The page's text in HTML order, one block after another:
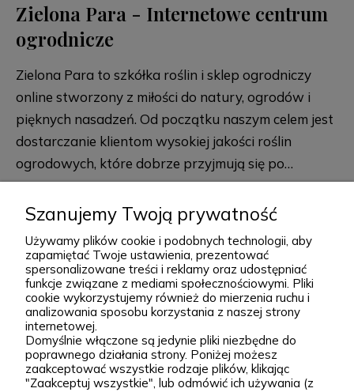
Zielona Para - Internetowe centrum
ogrodnicze
Zielona Para to szkółka roślin i sklep ogrodniczy
online stworzony z miłości do natury, ogrodów i
pięknych nasadzeń. Od początku naszym celem jest
dostarczanie klientom wysokiej jakości roślin
ogrodowych, które dobrze przyjmują się po
posadzeniu i przez lata zdobią przydomowe
rabaty, skalniaki, ogrody naturalistyczne oraz
większe kompozycje krajobrazowe. Za Zieloną Parą
stoją Wiktor i Klaudia, którzy z dużą starannością
dobierają każdą odmianę dostępną w naszej
ofercie. W sprzedaży znajdziesz zarówno
sprawdzone, klasyczne gatunki, jak i ciekawsze,
bardziej unikatowe krzewy ozdobne, drzewa, byliny
oraz sadzonki do ogrodu. Każda roślina jest przez
nas pielęgnowana, nawożona, przycinana i
Podgórna 9, 97-565 Brudzice
+48 793 037 145
kontakt@zielonapara.pl
Kategorie
Szanujemy Twoją prywatność
Używamy plików cookie i podobnych technologii, aby
zapamiętać Twoje ustawienia, prezentować
spersonalizowane treści i reklamy oraz udostępniać
funkcje związane z mediami społecznościowymi. Pliki
cookie wykorzystujemy również do mierzenia ruchu i
analizowania sposobu korzystania z naszej strony
internetowej.
Domyślnie włączone są jedynie pliki niezbędne do
poprawnego działania strony. Poniżej możesz
zaakceptować wszystkie rodzaje plików, klikając
"Zaakceptuj wszystkie", lub odmówić ich używania (z